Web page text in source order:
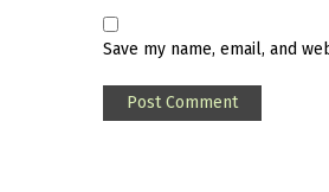
Save my name, email, and